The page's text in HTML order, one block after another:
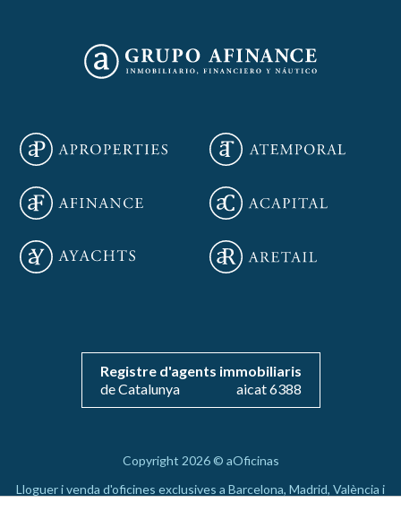
Registre d'agents immobiliaris
de Catalunya
aicat 6388
Copyright 2026 © aOficinas
Lloguer i venda d'oficines exclusives a Barcelona, Madrid, València i